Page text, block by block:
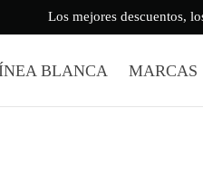
Los mejores descuentos,
BLANCA MARCAS